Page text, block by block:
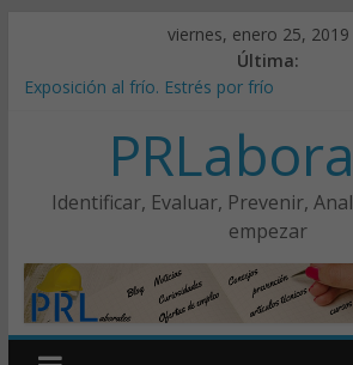
viernes, enero 25, 2019
Última:
Exposición al frío. Estrés por frío
Nuevo Reglamento europeo de equipos
personal (UE) 2016/425
¿Cómo implantar ISO 45001?
Novedades sobre la norma ISO 45001
Identificar, Evaluar, Prevenir,
empezar